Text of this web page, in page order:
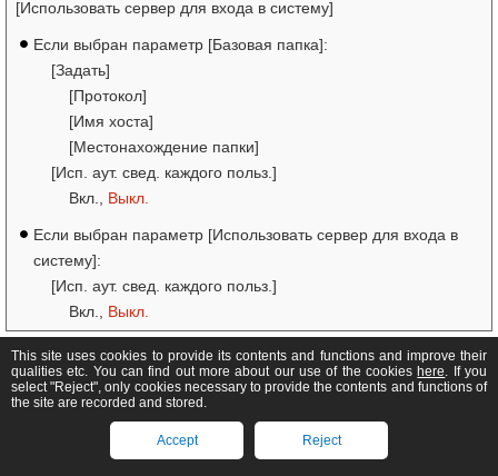
[Использовать сервер для входа в систему]
Если выбран параметр [Базовая папка]:
[Задать]
[Протокол]
[Имя хоста]
[Местонахождение папки]
[Исп. аут. свед. каждого польз.]
Вкл., Выкл.
Если выбран параметр [Использовать сервер для входа в
систему]:
[Исп. аут. свед. каждого польз.]
Вкл., Выкл.
This site uses cookies to provide its contents and functions and improve their
qualities etc. You can find out more about our use of the cookies here. If you
select "Reject", only cookies necessary to provide the contents and functions of
the site are recorded and stored.
Accept Reject